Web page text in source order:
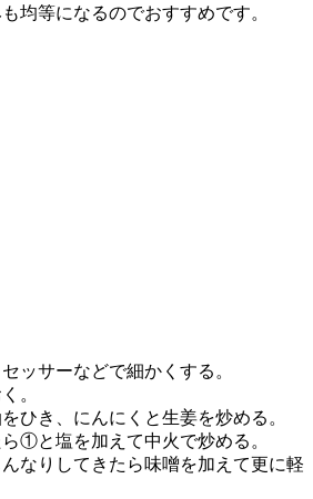
均等になるのでおすすめです。
ッサーなどで細かくする。
。
ひき、にんにくと生姜を炒める。
①と塩を加えて中火で炒める。
なりしてきたら味噌を加えて更に軽